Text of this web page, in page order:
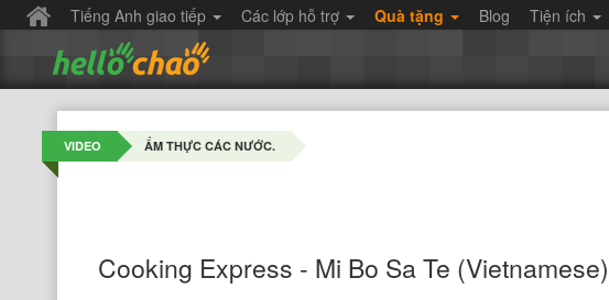
Tiếng Anh giao tiếp Các lớp hỗ trợ Quà tặng Blog Tiện ích
VIDEO ẨM THỰC CÁC NƯỚC.
Cooking Express - Mi Bo Sa Te (Vietnamese)